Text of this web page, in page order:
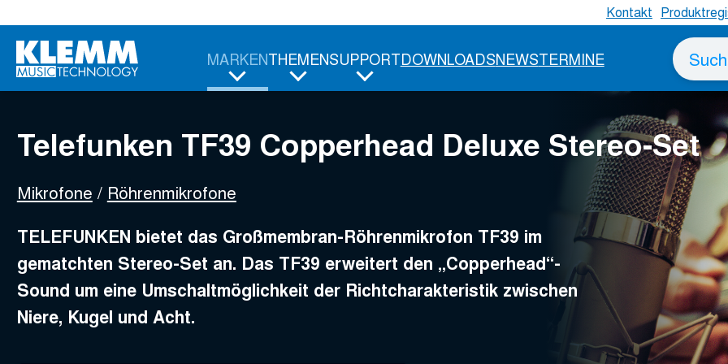
Hauptinhalt
Kontakt
MARKENTHEMENSUPPORTDOWNLOADSNEWSTERMINE
Suche
nach
Telefunken TF39 Copperhead Deluxe Stereo-Set
4.099,00
Telefunken TF39 Copperhead Deluxe Stereo-Set
Mikrofone Röhrenmikrofone
TELEFUNKEN bietet das Großmembran-Röhrenmikrofon TF39 im
gematchten Stereo-Set an. Das TF39 erweitert den „Copperhead“-
Sound um eine Umschaltmöglichkeit der Richtcharakteristik zwischen
Niere, Kugel und Acht.